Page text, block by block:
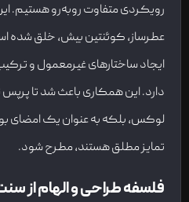
رویکردی متفاوت روبه‌رو هستیم.
عطرساز، کوئنتین بیش، خلق شده
ایجاد ساختارهای غیرمعمول و
دارد. این همکاری باعث شد تا پرپس
لوکس، بلکه به عنوان یک امضای
تمایز مطلق هستند، مطرح شود.
فلسفه طراحی و الهام از